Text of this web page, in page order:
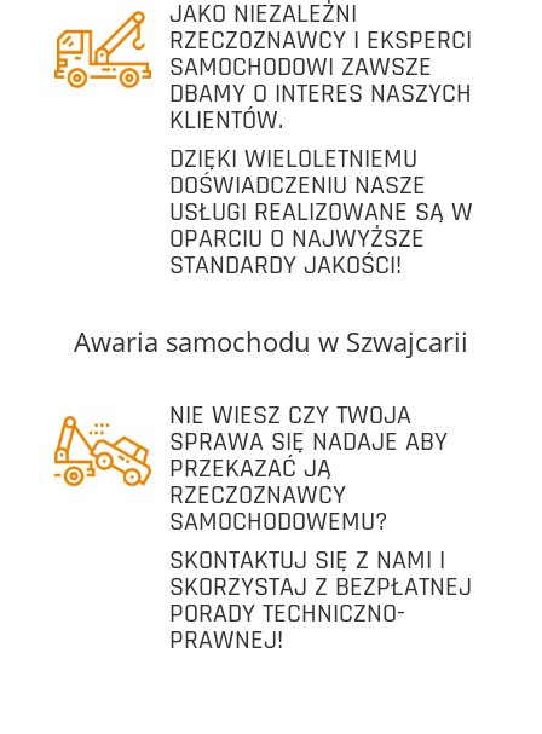
JAKO NIEZALEŻNI
RZECZOZNAWCY I EKSPERCI
SAMOCHODOWI ZAWSZE
DBAMY O INTERES NASZYCH
KLIENTÓW.
DZIĘKI WIELOLETNIEMU
DOŚWIADCZENIU NASZE
USŁUGI REALIZOWANE SĄ W
OPARCIU O NAJWYŻSZE
STANDARDY JAKOŚCI!
Awaria samochodu w Szwajcarii
NIE WIESZ CZY TWOJA
SPRAWA SIĘ NADAJE ABY
PRZEKAZAĆ JĄ
RZECZOZNAWCY
SAMOCHODOWEMU?
SKONTAKTUJ SIĘ Z NAMI I
SKORZYSTAJ Z BEZPŁATNEJ
PORADY TECHNICZNO-
PRAWNEJ!